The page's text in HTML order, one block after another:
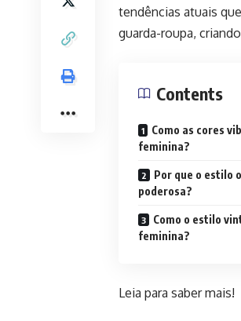
tendências atuais
guarda-roupa,
Contents
Como as cores
feminina?
Por que o estilo
poderosa?
Como o estilo
feminina?
Leia para saber mais!